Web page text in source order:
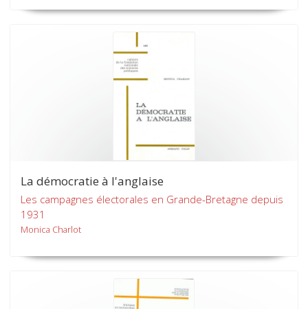
La démocratie à l'anglaise
Les campagnes électorales en Grande-Bretagne depuis
1931
Monica Charlot